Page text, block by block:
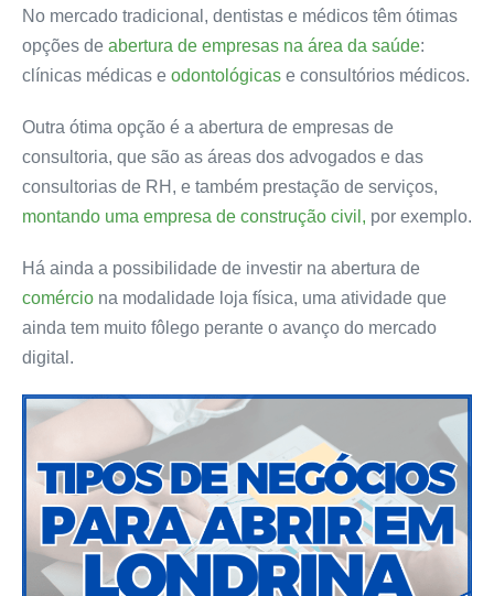
No mercado tradicional, dentistas e médicos têm ótimas
opções de abertura de empresas na área da saúde:
clínicas médicas e odontológicas e consultórios médicos.
Outra ótima opção é a abertura de empresas de
consultoria, que são as áreas dos advogados e das
consultorias de RH, e também prestação de serviços,
montando uma empresa de construção civil, por exemplo.
Há ainda a possibilidade de investir na abertura de
comércio na modalidade loja física, uma atividade que
ainda tem muito fôlego perante o avanço do mercado
digital.